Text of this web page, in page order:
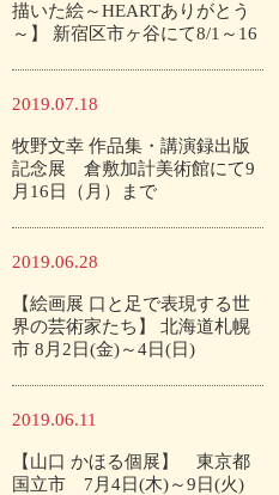
描いた絵～HEARTありがとう
～】 新宿区市ヶ谷にて8/1～16
2019.07.18
牧野文幸 作品集・講演録出版
記念展 倉敷加計美術館にて9
月16日（月）まで
2019.06.28
【絵画展 口と足で表現する世
界の芸術家たち】 北海道札幌
市 8月2日(金)～4日(日)
2019.06.11
【山口 かほる個展】 東京都
国立市 7月4日(木)～9日(火)